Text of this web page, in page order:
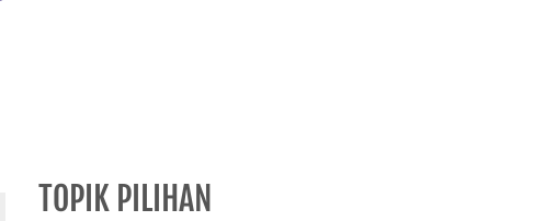
TOPIK PILIHAN